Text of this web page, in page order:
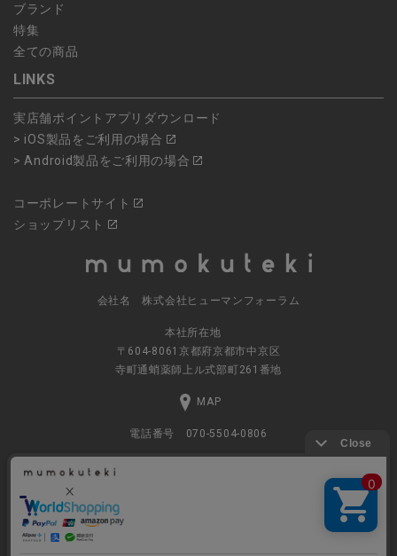
ブランド
特集
全ての商品
LINKS
実店舗ポイントアプリダウンロード
> iOS製品をご利用の場合
> Android製品をご利用の場合
コーポレートサイト
ショップリスト
会社名 株式会社ヒューマンフォーラム
本社所在地
〒604-8061京都府京都市中京区
寺町通蛸薬師上ル式部町261番地
MAP
電話番号 070-5504-0806
営業時間 11:00～17:30（土日休業）